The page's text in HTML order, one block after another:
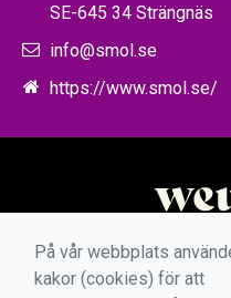
SE-645 34 Strängnäs
info@smol.se
https://www.smol.se/
På vår webbplats
kakor (cookies) för att